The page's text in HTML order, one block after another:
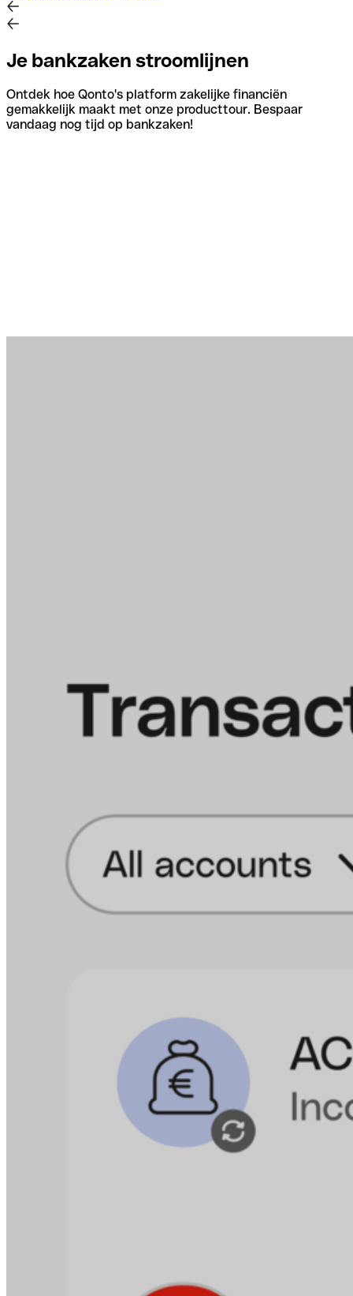
Je bankzaken stroomlijnen
Ontdek hoe Qonto's platform zakelijke financiën
gemakkelijk maakt met onze producttour. Bespaar
vandaag nog tijd op bankzaken!